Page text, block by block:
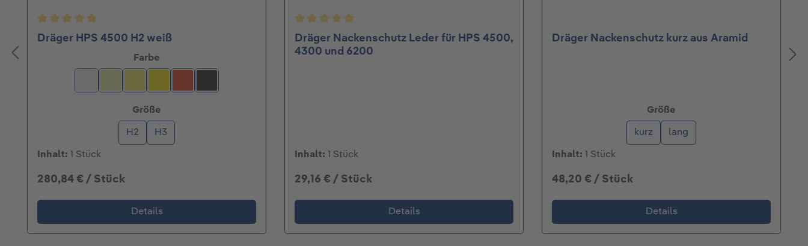
Durchschnittliche Bewertung von 5 von 5 Sternen
Dräger HPS 4500 H2 weiß
Farbe
Größe
H2 H3
Inhalt: 1 Stück
280,84 € / Stück
Details
Durchschnittliche Bewertung von 5 von 5 Sternen
Dräger Nackenschutz Leder für HPS 4500,
4300 und 6200
Inhalt: 1 Stück
29,16 € / Stück
Details
Dräger Nackenschutz kurz aus Aramid
Größe
kurz lang
Inhalt: 1 Stück
48,20 € / Stück
Details